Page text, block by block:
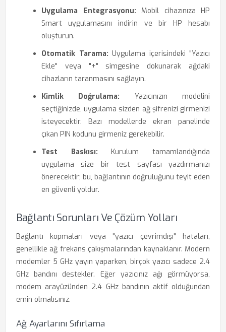
Uygulama Entegrasyonu: Mobil cihazınıza HP
Smart uygulamasını indirin ve bir HP hesabı
oluşturun.
Otomatik Tarama: Uygulama içerisindeki "Yazıcı
Ekle" veya "+" simgesine dokunarak ağdaki
cihazların taranmasını sağlayın.
Kimlik Doğrulama: Yazıcınızın modelini
seçtiğinizde, uygulama sizden ağ şifrenizi girmenizi
isteyecektir. Bazı modellerde ekran panelinde
çıkan PIN kodunu girmeniz gerekebilir.
Test Baskısı: Kurulum tamamlandığında
uygulama size bir test sayfası yazdırmanızı
önerecektir; bu, bağlantının doğruluğunu teyit eden
en güvenli yoldur.
Bağlantı Sorunları Ve Çözüm Yolları
Bağlantı kopmaları veya "yazıcı çevrimdışı" hataları,
genellikle ağ frekans çakışmalarından kaynaklanır. Modern
modemler 5 GHz yayın yaparken, birçok yazıcı sadece 2.4
GHz bandını destekler. Eğer yazıcınız ağı görmüyorsa,
modem arayüzünden 2.4 GHz bandının aktif olduğundan
emin olmalısınız.
Ağ Ayarlarını Sıfırlama